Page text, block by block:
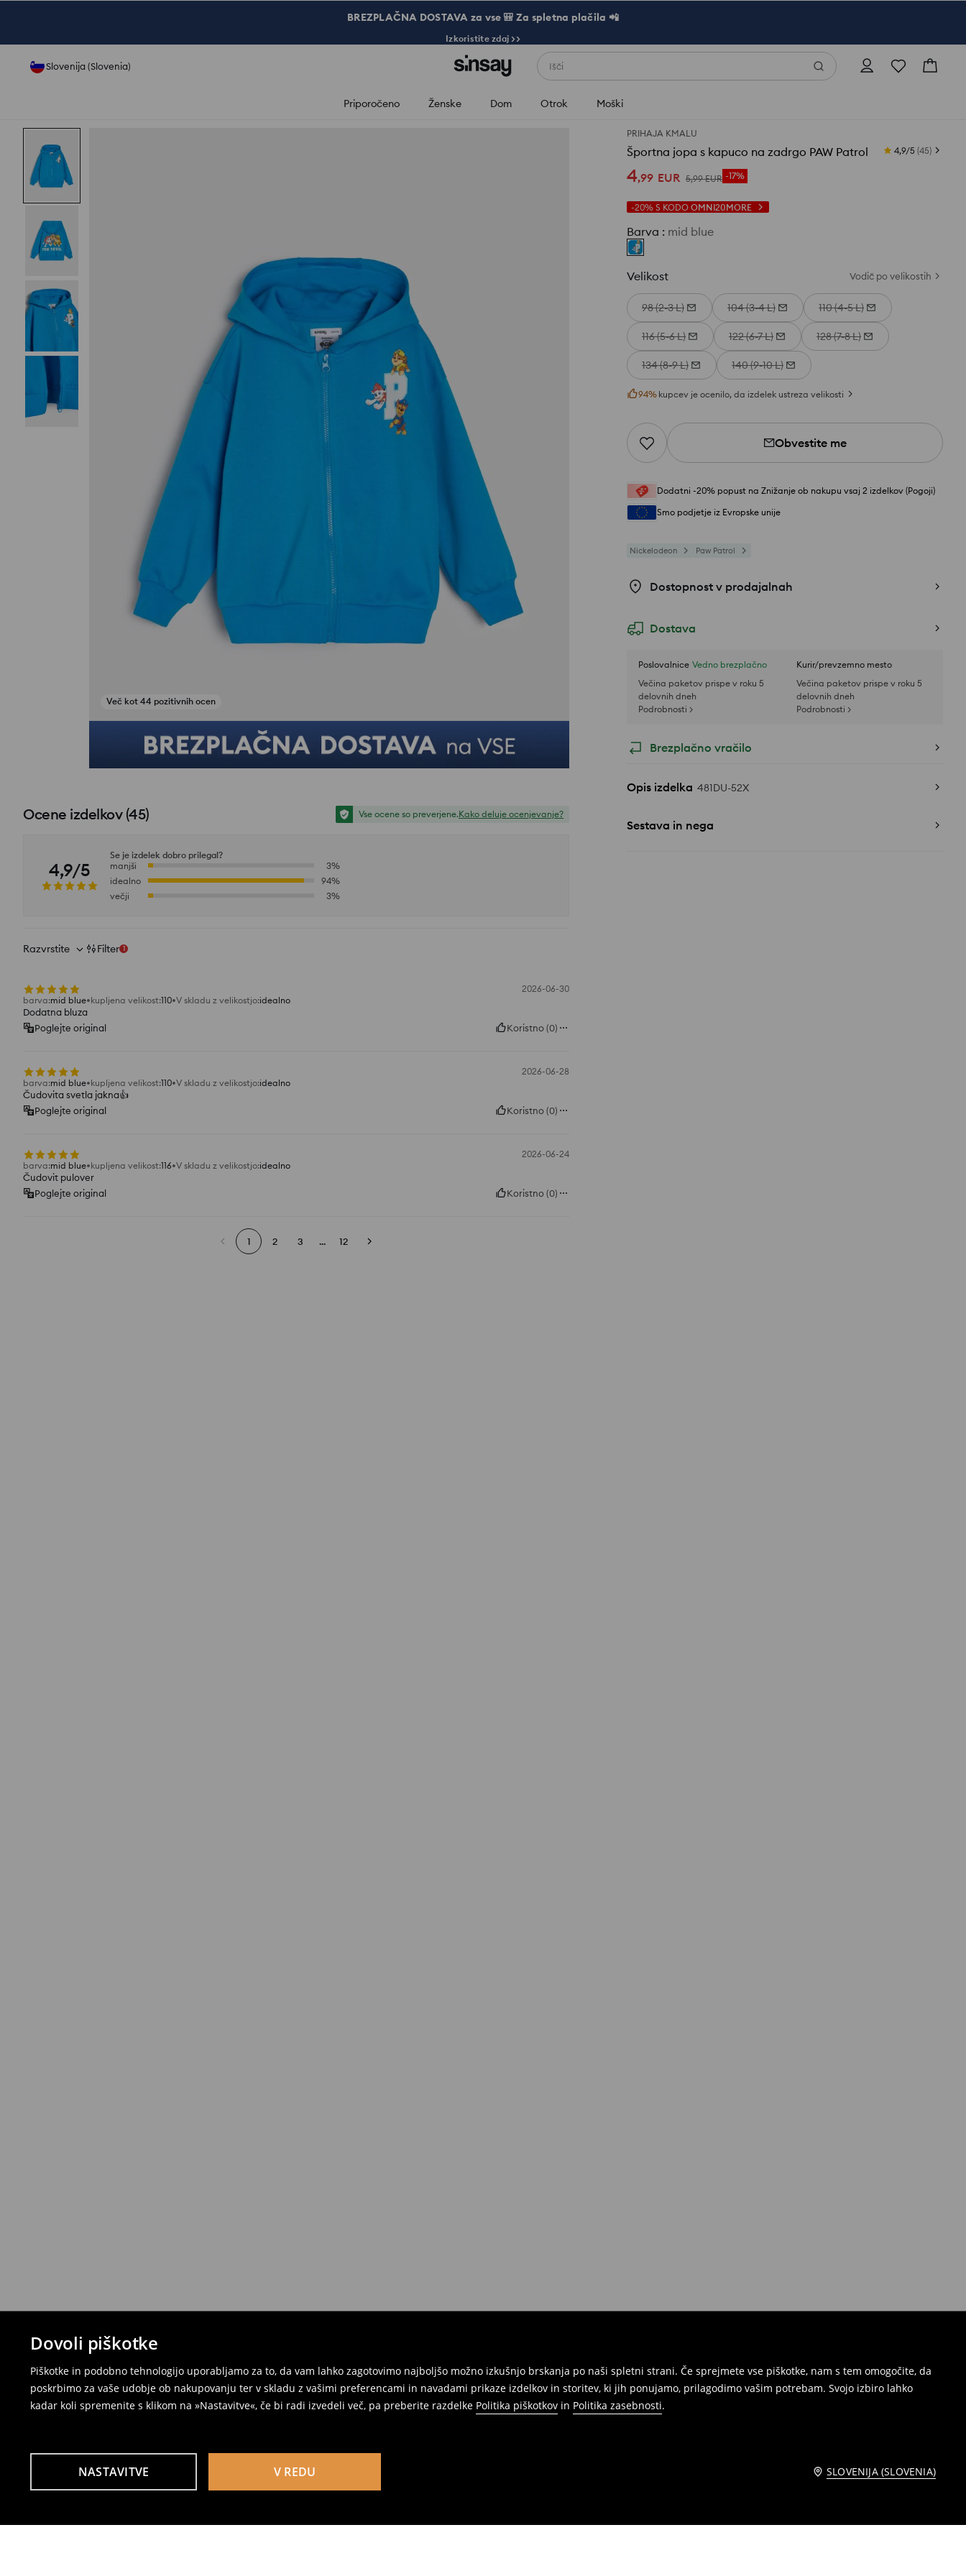
Dovoli piškotke
Piškotke in podobno tehnologijo uporabljamo za to, da vam lahko zagotovimo najboljšo možno izkušnjo brskanja po naši spletni strani. Če sprejmete vse piškotke, nam s tem omogočite, da
poskrbimo za vaše udobje ob nakupovanju ter v skladu z vašimi preferencami in navadami prikaze izdelkov in storitev, ki jih ponujamo, prilagodimo vašim potrebam. Svojo izbiro lahko
kadar koli spremenite s klikom na »Nastavitve«, če bi radi izvedeli več, pa preberite razdelke Politika piškotkov in Politika zasebnosti.
NASTAVITVE V REDU SLOVENIJA (SLOVENIA)
BREZPLAČNA DOSTAVA za vse 🎒 Za spletna plačila 📲
Izkoristite zdaj >>
Slovenija (Slovenia) Išči
Priporočeno Ženske Dom Otrok Moški
PRIHAJA KMALU
Športna jopa s kapuco na zadrgo PAW Patrol 4,9/5 (45)
4,99 EUR 5,99 EUR -17%
-20% S KODO OMNI20MORE
Barva : mid blue
Velikost Vodič po velikostih
98 (2-3 L) 104 (3-4 L) 110 (4-5 L)
116 (5-6 L) 122 (6-7 L) 128 (7-8 L)
134 (8-9 L) 140 (9-10 L)
94% kupcev je ocenilo, da izdelek ustreza velikosti
Obvestite me
Dodatni -20% popust na Znižanje ob nakupu vsaj 2 izdelkov (Pogoji)
Smo podjetje iz Evropske unije
Nickelodeon Paw Patrol
Dostopnost v prodajalnah
Dostava
Poslovalnice Vedno brezplačno
Večina paketov prispe v roku 5
delovnih dneh
Podrobnosti >
Kurir/prevzemno mesto
Večina paketov prispe v roku 5
delovnih dneh
Podrobnosti >
Brezplačno vračilo
Opis izdelka 481DU-52X
Sestava in nega
Več kot 44 pozitivnih ocen
Poglej fotografije iz ocen
Ocene izdelkov(45) Vse ocene so preverjene.Kako deluje ocenjevanje?
4,9/5
Se je izdelek dobro prilegal?
manjši
3%
idealno
94%
večji
3%
Razvrstite Filter 1
2026-06-30
barva:mid blue kupljena velikost:110 V skladu z velikostjo:idealno
Dodatna bluza
Poglejte original
Koristno(0)
2026-06-28
barva:mid blue kupljena velikost:110 V skladu z velikostjo:idealno
Čudovita svetla jakna👍️
Poglejte original
Koristno(0)
2026-06-24
barva:mid blue kupljena velikost:116 V skladu z velikostjo:idealno
Čudovit pulover
Poglejte original
Koristno(0)
1 2 3 ... 12